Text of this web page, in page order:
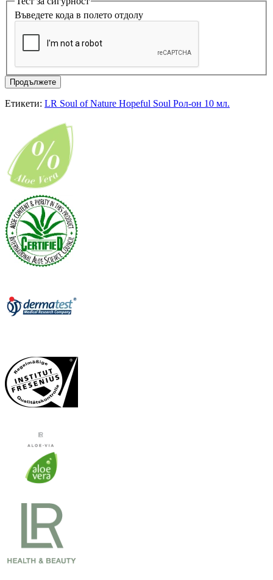
Въведете кода в полето отдолу
Продължете
Етикети: LR Soul of Nature Hopeful Soul Рол-он 10 мл.